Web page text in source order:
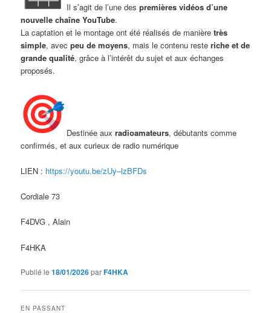
Il s’agit de l’une despremières vidéos d’une
nouvelle chaîne YouTube.
La captation et le montage ont été réalisés de manièretrès
simple, avecpeu de moyens, mais le contenu resteriche et de
grande qualité, grâce à l’intérêt du sujet et aux échanges
proposés.
Destinée auxradioamateurs, débutants comme
confirmés, et aux curieux de radio numérique
LIEN : https://youtu.be/zUy–lzBFDs
Cordiale 73
F4DVG , Alain
F4HKA
Publié le18/01/2026parF4HKA
EN PASSANT